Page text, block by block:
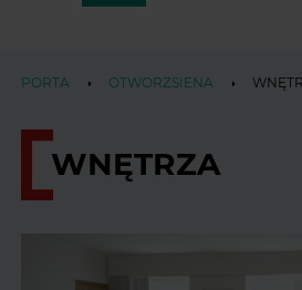
PORTA OTWORZSIENA
WNĘTRZA